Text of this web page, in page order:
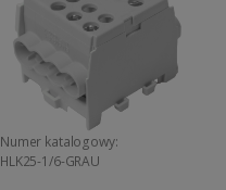
Numer katalogowy:
HLK25-1/6-GRAU